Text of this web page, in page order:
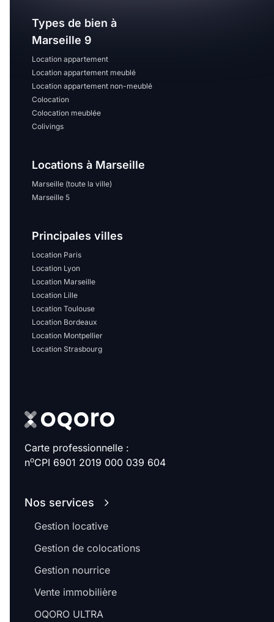
Types de bien à
Marseille 9
Location appartement
Location appartement meublé
Location appartement non-meublé
Colocation
Colocation meublée
Colivings
Locations à Marseille
Marseille (toute la ville)
Marseille 5
Principales villes
Location Paris
Location Lyon
Location Marseille
Location Lille
Location Toulouse
Location Bordeaux
Location Montpellier
Location Strasbourg
Carte professionnelle :
noCPI 6901 2019 000 039 604
Nos services
Gestion locative
Gestion de colocations
Gestion nourrice
Vente immobilière
OQORO ULTRA